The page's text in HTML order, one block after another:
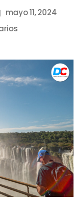
mayo 11, 2024